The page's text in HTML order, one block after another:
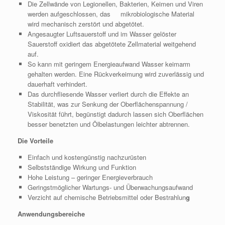
Die Zellwände von Legionellen, Bakterien, Keimen und Viren
werden aufgeschlossen, das mikrobiologische Material
wird mechanisch zerstört und abgetötet.
Angesaugter Luftsauerstoff und im Wasser gelöster
Sauerstoff oxidiert das abgetötete Zellmaterial weitgehend
auf.
So kann mit geringem Energieaufwand Wasser keimarm
gehalten werden. Eine Rückverkeimung wird zuverlässig und
dauerhaft verhindert.
Das durchfliesende Wasser verliert durch die Effekte an
Stabilität, was zur Senkung der Oberflächenspannung /
Viskosität führt, begünstigt dadurch lassen sich Oberflächen
besser benetzten und Ölbelastungen leichter abtrennen.
Die Vorteile
Einfach und kostengünstig nachzurüsten
Selbstständige Wirkung und Funktion
Hohe Leistung – geringer Energieverbrauch
Geringstmöglicher Wartungs- und Überwachungsaufwand
Verzicht auf chemische Betriebsmittel oder Bestrahlung
Anwendungsbereiche